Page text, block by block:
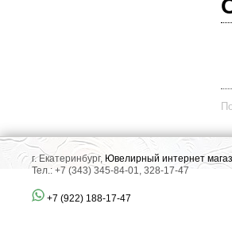
г. Екатеринбург, Ювелирный интернет
Тел.: +7 (343) 345-84-01, 328-17-47
+7 (922) 188-17-47